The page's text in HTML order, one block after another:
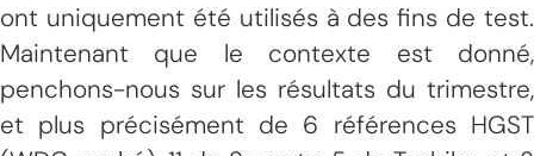
ont uniquement été utilisés à des fins de test.
Maintenant que le contexte est donné,
penchons-nous sur les résultats du trimestre,
et plus précisément de 6 références HGST